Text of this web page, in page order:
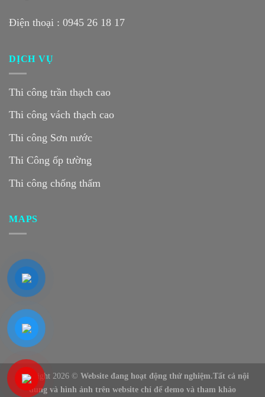
Điện thoại : 0945 26 18 17
DỊCH VỤ
Thi công trần thạch cao
Thi công vách thạch cao
Thi công Sơn nước
Thi Công ốp tường
Thi công chống thấm
MAPS
Copyright 2026 © Website đang hoạt động thử nghiệm.Tất cả nội
dung và hình ảnh trên website chỉ để demo và tham khảo